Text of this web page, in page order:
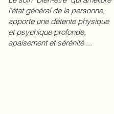
l'état général de la personne,
apporte une détente physique
et psychique profonde,
apaisement et sérénité ...